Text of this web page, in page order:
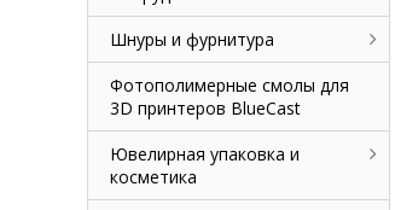
Шнуры и фурнитура
Фотополимерные смолы для
3D принтеров BlueCast
Ювелирная упаковка и
косметика